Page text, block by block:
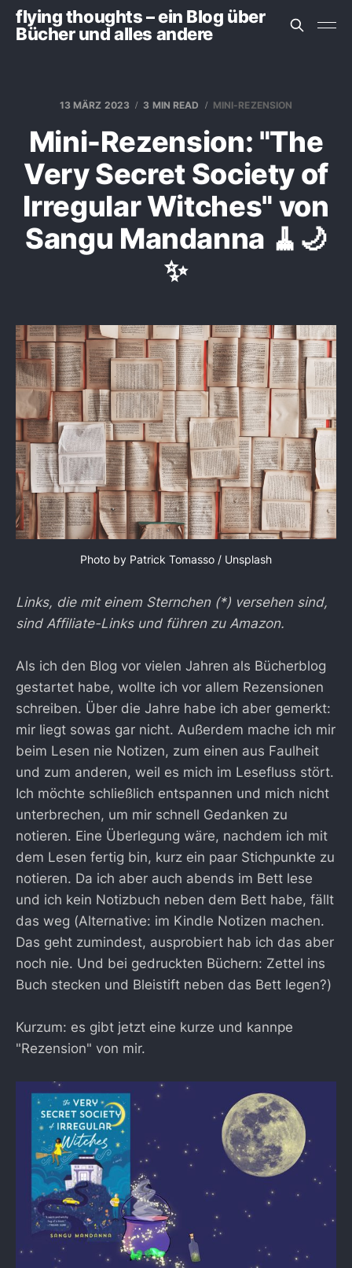
flying thoughts – ein Blog über
Bücher und alles andere
13 MÄRZ 2023 3 MIN READ MINI-REZENSION
Mini-Rezension: "The
Very Secret Society of
Irregular Witches" von
Sangu Mandanna 🧹🌙
✨
Photo by Patrick Tomasso / Unsplash
Links, die mit einem Sternchen (*) versehen sind,
sind Affiliate-Links und führen zu Amazon.
Als ich den Blog vor vielen Jahren als Bücherblog
gestartet habe, wollte ich vor allem Rezensionen
schreiben. Über die Jahre habe ich aber gemerkt:
mir liegt sowas gar nicht. Außerdem mache ich mir
beim Lesen nie Notizen, zum einen aus Faulheit
und zum anderen, weil es mich im Lesefluss stört.
Ich möchte schließlich entspannen und mich nicht
unterbrechen, um mir schnell Gedanken zu
notieren. Eine Überlegung wäre, nachdem ich mit
dem Lesen fertig bin, kurz ein paar Stichpunkte zu
notieren. Da ich aber auch abends im Bett lese
und ich kein Notizbuch neben dem Bett habe, fällt
das weg (Alternative: im Kindle Notizen machen.
Das geht zumindest, ausprobiert hab ich das aber
noch nie. Und bei gedruckten Büchern: Zettel ins
Buch stecken und Bleistift neben das Bett legen?)
Kurzum: es gibt jetzt eine kurze und kannpe
"Rezension" von mir.